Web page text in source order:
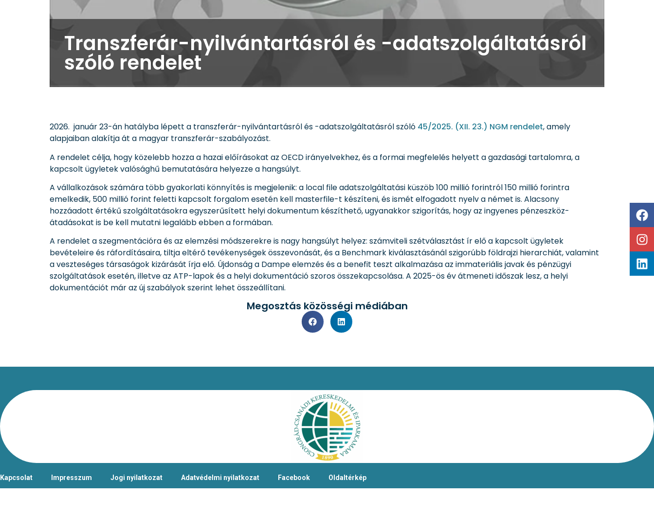
Transzferár-nyilvántartásról és -adatszolgáltatásról
szóló rendelet
2026. január 23-án hatályba lépett a transzferár-nyilvántartásról és -adatszolgáltatásról szóló 45/2025. (XII. 23.) NGM rendelet, amely
alapjaiban alakítja át a magyar transzferár-szabályozást.
A rendelet célja, hogy közelebb hozza a hazai előírásokat az OECD irányelvekhez, és a formai megfelelés helyett a gazdasági tartalomra, a
kapcsolt ügyletek valósághű bemutatására helyezze a hangsúlyt.
A vállalkozások számára több gyakorlati könnyítés is megjelenik: a local file adatszolgáltatási küszöb 100 millió forintról 150 millió forintra
emelkedik, 500 millió forint feletti kapcsolt forgalom esetén kell masterfile-t készíteni, és ismét elfogadott nyelv a német is. Alacsony
hozzáadott értékű szolgáltatásokra egyszerűsített helyi dokumentum készíthető, ugyanakkor szigorítás, hogy az ingyenes pénzeszköz-
átadásokat is be kell mutatni legalább ebben a formában.
A rendelet a szegmentációra és az elemzési módszerekre is nagy hangsúlyt helyez: számviteli szétválasztást ír elő a kapcsolt ügyletek
bevételeire és ráfordításaira, tiltja eltérő tevékenységek összevonását, és a Benchmark kiválasztásánál szigorúbb földrajzi hierarchiát, valamint
a veszteséges társaságok kizárását írja elő. Újdonság a Dampe elemzés és a benefit teszt alkalmazása az immateriális javak és pénzügyi
szolgáltatások esetén, illetve az ATP-lapok és a helyi dokumentáció szoros összekapcsolása. A 2025-ös év átmeneti időszak lesz, a helyi
dokumentációt már az új szabályok szerint lehet összeállítani.
Megosztás közösségi médiában
Kapcsolat Impresszum Jogi nyilatkozat Adatvédelmi nyilatkozat Facebook Oldaltérkép